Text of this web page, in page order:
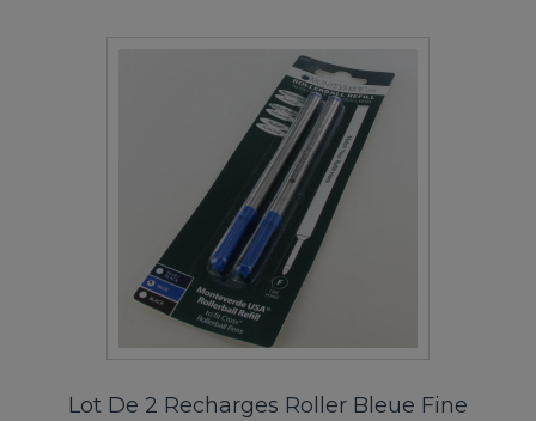
Lot De 2 Recharges Roller Bleue Fine